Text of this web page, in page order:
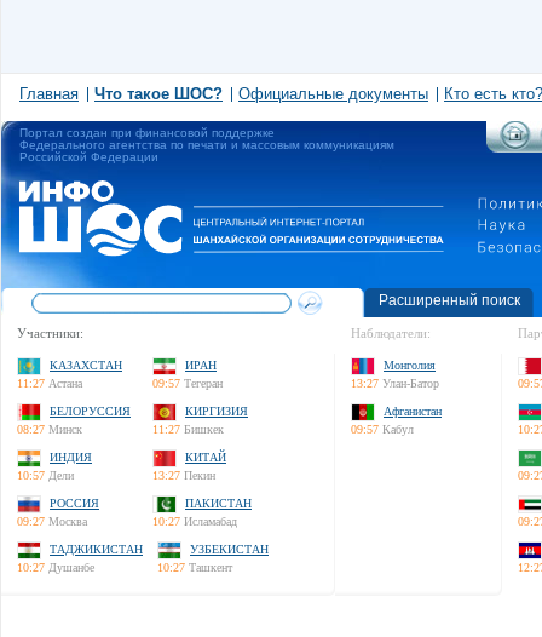
Главная Что такое ШОС? Официальные документы Кто есть кто?
Портал создан при финансовой поддержке
Федерального агентства по печати и массовым коммуникациям
Российской Федерации
Расширенный поиск
Участники:
КАЗАХСТАН
11:27 Астана
ИРАН
09:57 Тегеран
БЕЛОРУССИЯ
08:27 Минск
КИРГИЗИЯ
11:27 Бишкек
ИНДИЯ
10:57 Дели
КИТАЙ
13:27 Пекин
РОССИЯ
09:27 Москва
ПАКИСТАН
10:27 Исламабад
ТАДЖИКИСТАН
10:27 Душанбе
УЗБЕКИСТАН
10:27 Ташкент
Наблюдатели:
Монголия
13:27 Улан-Батор
Афганистан
09:57 Кабул